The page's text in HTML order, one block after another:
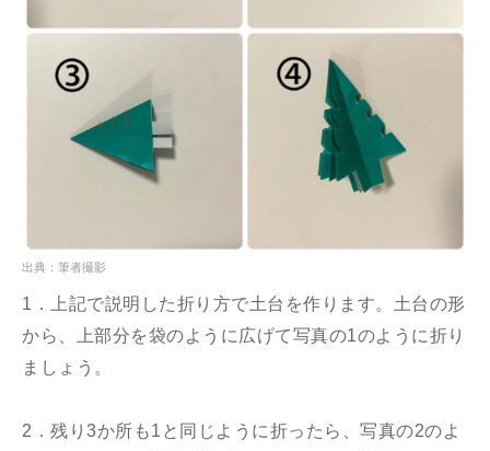
出典：筆者撮影
1．上記で説明した折り方で土台を作ります。土台の形
から、上部分を袋のように広げて写真の1のように折り
ましょう。
2．残り3か所も1と同じように折ったら、写真の2のよ